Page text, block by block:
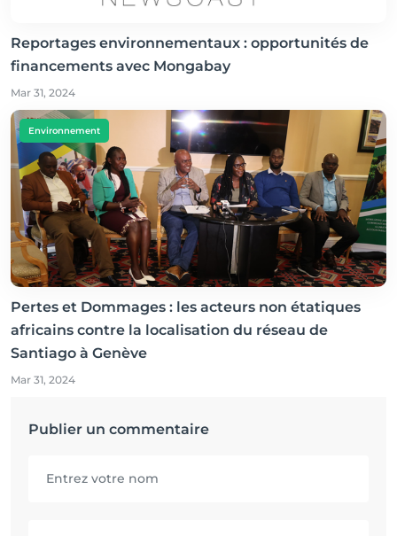
Reportages environnementaux : opportunités de
financements avec Mongabay
Mar 31, 2024
Environnement
Pertes et Dommages : les acteurs non étatiques
africains contre la localisation du réseau de
Santiago à Genève
Mar 31, 2024
Publier un commentaire